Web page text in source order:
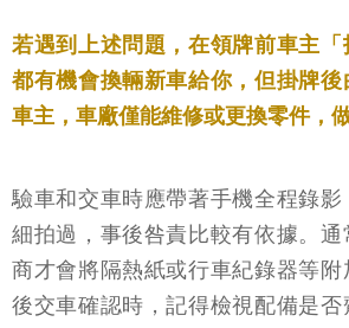
若遇到上述問題，在領牌前車主
都有機會換輛新車給你，但掛牌
車主，車廠僅能維修或更換零件，
驗車和交車時應帶著手機全程錄
細拍過，事後咎責比較有依據。
商才會將隔熱紙或行車紀錄器等
後交車確認時，記得檢視配備是